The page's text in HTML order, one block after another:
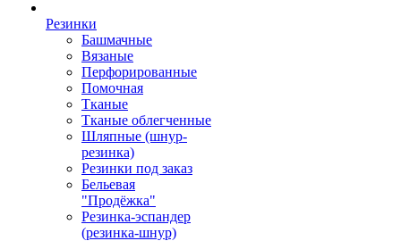
Резинки
Башмачные
Вязаные
Перфорированные
Помочная
Тканые
Тканые облегченные
Шляпные (шнур-
резинка)
Резинки под заказ
Бельевая
"Продёжка"
Резинка-эспандер
(резинка-шнур)